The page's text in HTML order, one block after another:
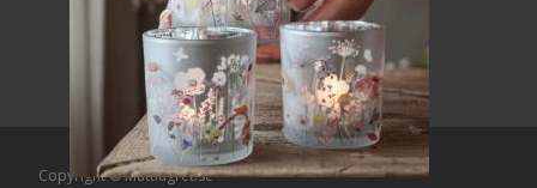
Copyright © Mattlagret.se